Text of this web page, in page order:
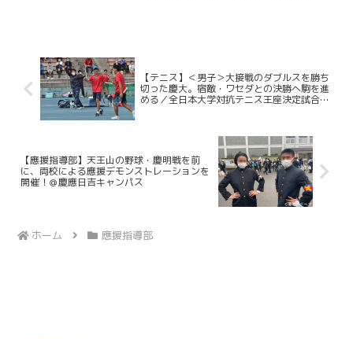
【テニス】＜男子＞大接戦のダブルスを勝ち
切った慶大。宿敵・ワセダとの決勝へ駒を進
める／全日本大学対抗テニス王座決定試合
【應援指導部】天王山の野球・慶明戦を前
に、両校による應援デモンストレーションを
開催！＠慶應日吉キャンパス
ホーム 應援指導部